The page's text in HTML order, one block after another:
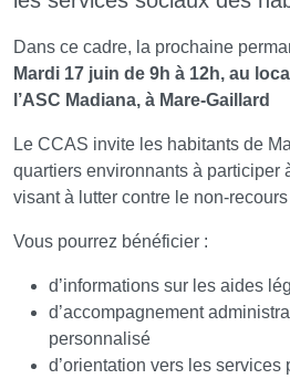
Dans ce cadre, la prochaine
Mardi 17 juin de 9h à 12h, au
l’ASC Madiana, à Mare-Gaillard
Le CCAS invite les habitants de
quartiers environnants à participer
visant à lutter contre le non-
Vous pourrez bénéficier :
d’informations sur les aides
d’accompagnement
personnalisé
d’orientation vers les